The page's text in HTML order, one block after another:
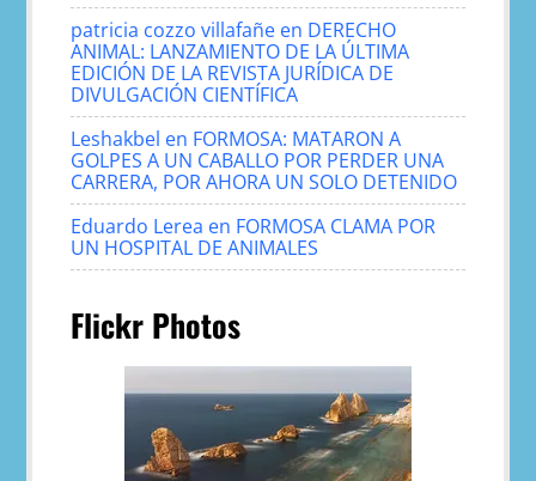
patricia cozzo villafañe en DERECHO
ANIMAL: LANZAMIENTO DE LA ÚLTIMA
EDICIÓN DE LA REVISTA JURÍDICA DE
DIVULGACIÓN CIENTÍFICA
Leshakbel en FORMOSA: MATARON A
GOLPES A UN CABALLO POR PERDER UNA
CARRERA, POR AHORA UN SOLO DETENIDO
Eduardo Lerea en FORMOSA CLAMA POR
UN HOSPITAL DE ANIMALES
Flickr Photos